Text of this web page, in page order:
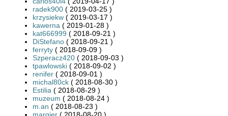
radek900 ( 2019-03-25 )
krzysiekw ( 2019-03-17 )
kawerna ( 2019-01-28 )
kat666999 ( 2018-09-21 )
DiStefano ( 2018-09-21 )
ferryty ( 2018-09-09 )
Szperacz420 ( 2018-09-03 )
tpawlowski ( 2018-09-02 )
renifer ( 2018-09-01 )
michal80ck ( 2018-08-30 )
Estilia ( 2018-08-29 )
muzeum ( 2018-08-24 )
m.an ( 2018-08-23 )
margier ( 2018-08-20 )